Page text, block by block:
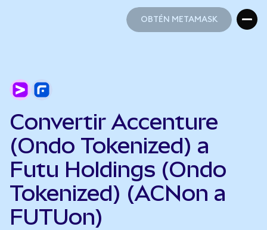
OBTÉN METAMASK
Convertir Accenture
(Ondo Tokenized) a
Futu Holdings (Ondo
Tokenized) (ACNon a
FUTUon)